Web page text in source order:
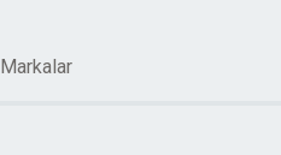
Markalar